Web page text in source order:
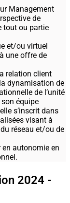
Management
de
tout ou partie
et/ou virtuel
une offre de
relation client
dynamisation de
de l’unité
équipe
s’inscrit dans
visant à
réseau et/ou de
en autonomie en
2024 -